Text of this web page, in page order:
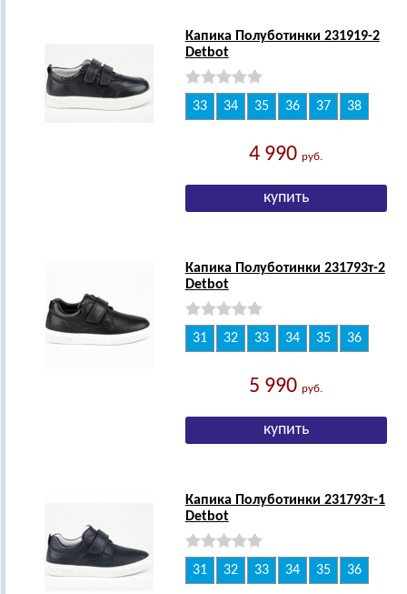
Капика Полуботинки 231919-2
Detbot
33 34 35 36 37 38
4 990руб.
Капика Полуботинки 231793т-2
Detbot
31 32 33 34 35 36
5 990руб.
Капика Полуботинки 231793т-1
Detbot
31 32 33 34 35 36